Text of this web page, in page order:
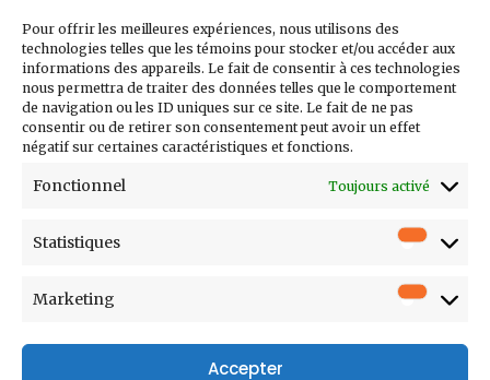
Pour offrir les meilleures expériences, nous utilisons des
technologies telles que les témoins pour stocker et/ou accéder aux
informations des appareils. Le fait de consentir à ces technologies
nous permettra de traiter des données telles que le comportement
de navigation ou les ID uniques sur ce site. Le fait de ne pas
consentir ou de retirer son consentement peut avoir un effet
négatif sur certaines caractéristiques et fonctions.
Fonctionnel Toujours activé
Statistiques
Marketing
Accepter
notre infolettre
Courriel
Prénom
Entreprise
Poste